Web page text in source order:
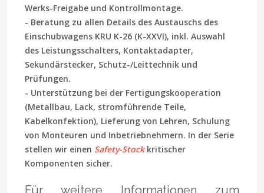
Werks-Freigabe und Kontrollmontage.
- Beratung zu allen Details des Austauschs des
Einschubwagens KRU K-26 (K-XXVI), inkl. Auswahl
des Leistungsschalters, Kontaktadapter,
Sekundärstecker, Schutz-/Leittechnik und
Prüfungen.
- Unterstützung bei der Fertigungs­kooperation
(Metallbau, Lack, stromführende Teile,
Kabelkonfektion), Lieferung von Lehren, Schulung
von Monteuren und Inbetriebnehmern. In der Serie
stellen wir einen Safety-Stockkritischer
Komponenten sicher.
Für weitere Informationen zum